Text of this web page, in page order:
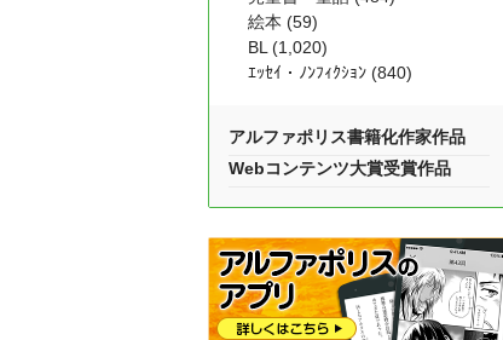
絵本 (59)
BL (1,020)
ｴｯｾｲ・ﾉﾝﾌｨｸｼｮﾝ (840)
アルファポリス書籍化作家作品
Webコンテンツ大賞受賞作品